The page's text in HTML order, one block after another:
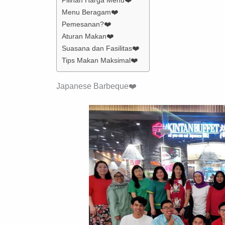
Menu Beragam❤️
Pemesanan?❤️
Aturan Makan❤️
Suasana dan Fasilitas❤️
Tips Makan Maksimal❤️
Japanese Barbeque❤️